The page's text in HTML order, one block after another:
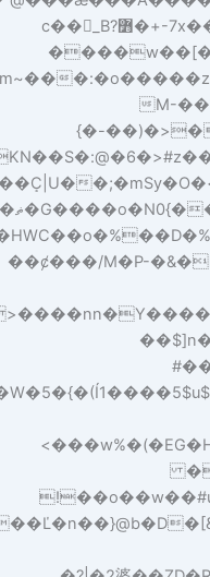
��O�z�p=�Q>���*�KN��S�:@�6�>#z�����3b%�Hܢ��<���q�<ݢ�y+t>&��Ž���ϔ�������w���M������������ϭ��J��#]��k�n���#��;֭CG�!F